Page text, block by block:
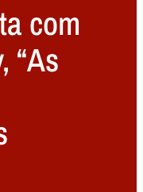
com
“As